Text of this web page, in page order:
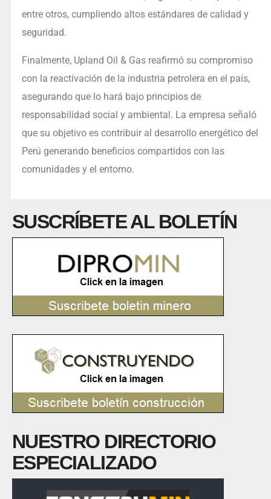
entre otros, cumpliendo altos estándares de calidad y
seguridad.
Finalmente, Upland Oil & Gas reafirmó su compromiso
con la reactivación de la industria petrolera en el país,
asegurando que lo hará bajo principios de
responsabilidad social y ambiental. La empresa señaló
que su objetivo es contribuir al desarrollo energético del
Perú generando beneficios compartidos con las
comunidades y el entorno.
SUSCRÍBETE AL BOLETÍN
NUESTRO DIRECTORIO
ESPECIALIZADO